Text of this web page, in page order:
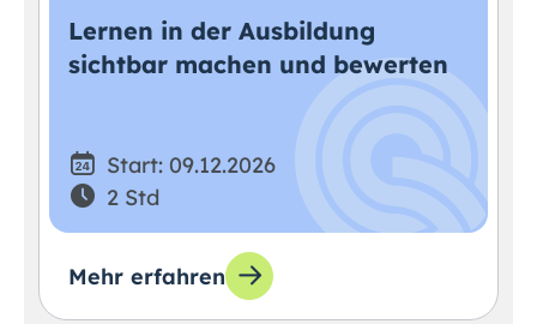
Lernen in der Ausbildung
sichtbar machen und bewerten
Start: 09.12.2026
2 Std
Mehr erfahren